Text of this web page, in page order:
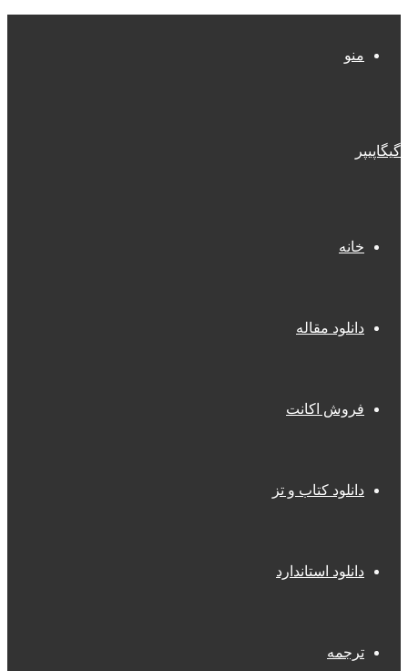
منو
گیگاپیپر
خانه
دانلود مقاله
فروش اکانت
دانلود کتاب و تز
دانلود استاندارد
ترجمه